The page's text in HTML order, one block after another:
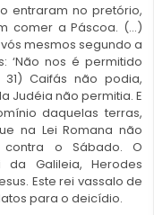
entraram no pretório,
comer a Páscoa. (…)
mesmos segundo a
‘Não nos é permitido
31) Caifás não podia,
Judéia não permitia. E
daquelas terras,
na Lei Romana não
contra o Sábado. O
Galileia, Herodes
Este rei vassalo de
para o deicídio.